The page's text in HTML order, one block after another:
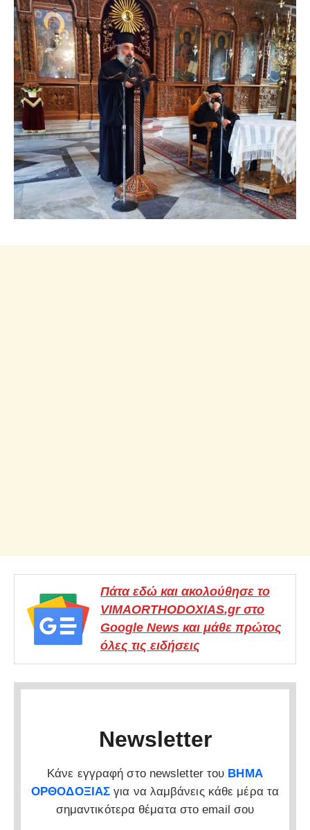
Πάτα εδώ και ακολούθησε το
VIMAORTHODOXIAS.gr στο
Google News και μάθε πρώτος
όλες τις ειδήσεις
Newsletter
Κάνε εγγραφή στο newsletter του ΒΗΜΑ
ΟΡΘΟΔΟΞΙΑΣ για να λαμβάνεις κάθε μέρα τα
σημαντικότερα θέματα στο email σου